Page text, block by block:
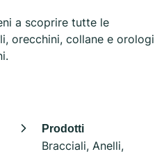
a scoprire tutte le
orecchini, collane e orologi
Prodotti
Bracciali, Anelli,